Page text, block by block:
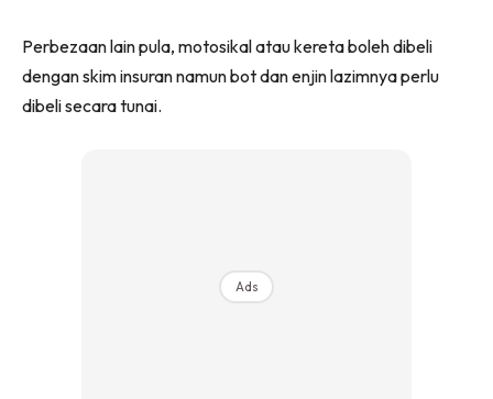
Perbezaan lain pula, motosikal atau kereta boleh dibeli
dengan skim insuran namun bot dan enjin lazimnya perlu
dibeli secara tunai.
Ads